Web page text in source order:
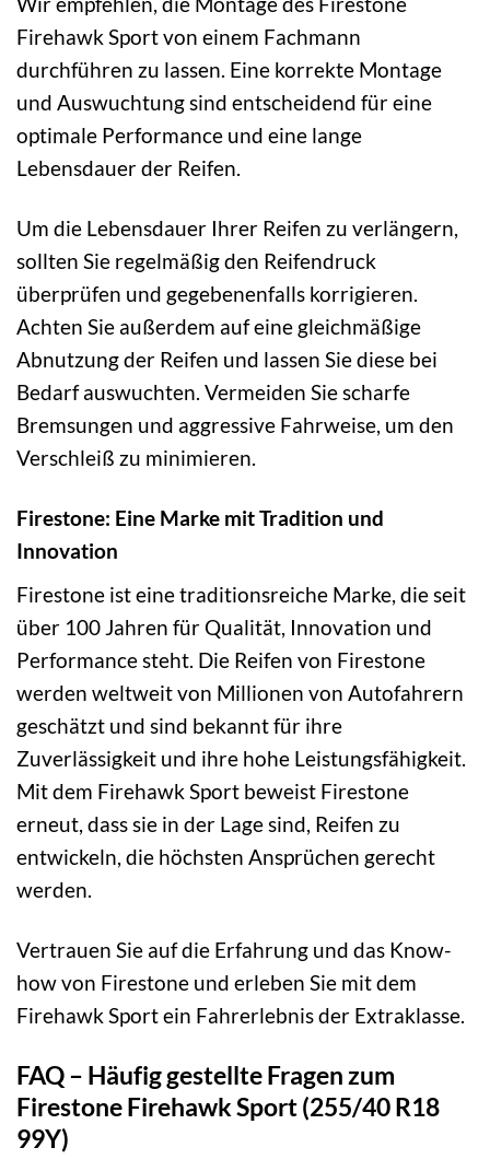
Firehawk Sport von einem Fachmann
durchführen zu lassen. Eine korrekte Montage
und Auswuchtung sind entscheidend für eine
optimale Performance und eine lange
Lebensdauer der Reifen.
Um die Lebensdauer Ihrer Reifen zu verlängern,
sollten Sie regelmäßig den Reifendruck
überprüfen und gegebenenfalls korrigieren.
Achten Sie außerdem auf eine gleichmäßige
Abnutzung der Reifen und lassen Sie diese bei
Bedarf auswuchten. Vermeiden Sie scharfe
Bremsungen und aggressive Fahrweise, um den
Verschleiß zu minimieren.
Firestone: Eine Marke mit Tradition und
Innovation
Firestone ist eine traditionsreiche Marke, die seit
über 100 Jahren für Qualität, Innovation und
Performance steht. Die Reifen von Firestone
werden weltweit von Millionen von Autofahrern
geschätzt und sind bekannt für ihre
Zuverlässigkeit und ihre hohe Leistungsfähigkeit.
Mit dem Firehawk Sport beweist Firestone
erneut, dass sie in der Lage sind, Reifen zu
entwickeln, die höchsten Ansprüchen gerecht
werden.
Vertrauen Sie auf die Erfahrung und das Know-
how von Firestone und erleben Sie mit dem
Firehawk Sport ein Fahrerlebnis der Extraklasse.
FAQ – Häufig gestellte Fragen zum
Firestone Firehawk Sport (255/40 R18
99Y)